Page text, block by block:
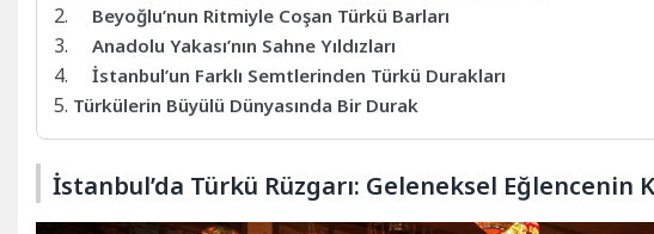
Beyoğlu’nun Ritmiyle Coşan Türkü Barları
Anadolu Yakası’nın Sahne Yıldızları
İstanbul’un Farklı Semtlerinden Türkü Durakları
Türkülerin Büyülü Dünyasında Bir Durak
İstanbul’da Türkü Rüzgarı: Geleneksel Eğlencenin